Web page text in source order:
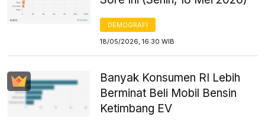
DEMOGRAFI
18/05/2026, 16:30 WIB
Banyak Konsumen RI Lebih
Berminat Beli Mobil Bensin
Ketimbang EV